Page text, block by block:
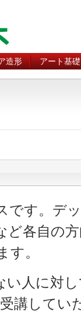
造形 アート基礎
です。デ
ど各自の
す。
人に対
講してい